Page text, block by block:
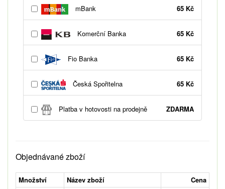
mBank 65 Kč
Komerční Banka 65 Kč
Fio Banka 65 Kč
Česká Spořitelna 65 Kč
Platba v hotovosti na prodejně ZDARMA
Objednávané zboží
Množství Název zboží
Cena